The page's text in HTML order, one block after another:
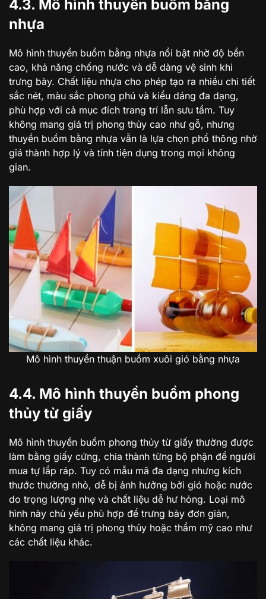
4.3. Mô hình thuyền buồm bằng
nhựa
Mô hình thuyền buồm bằng nhựa nổi bật nhờ độ bền
cao, khả năng chống nước và dễ dàng vệ sinh khi
trưng bày. Chất liệu nhựa cho phép tạo ra nhiều chi tiết
sắc nét, màu sắc phong phú và kiểu dáng đa dạng,
phù hợp với cả mục đích trang trí lẫn sưu tầm. Tuy
không mang giá trị phong thủy cao như gỗ, nhưng
thuyền buồm bằng nhựa vẫn là lựa chọn phổ thông nhờ
giá thành hợp lý và tính tiện dụng trong mọi không
gian.
Mô hình thuyền thuận buồm xuôi gió bằng nhựa
4.4. Mô hình thuyền buồm phong
thủy từ giấy
Mô hình thuyền buồm phong thủy từ giấy thường được
làm bằng giấy cứng, chia thành từng bộ phận để người
mua tự lắp ráp. Tuy có mẫu mã đa dạng nhưng kích
thước thường nhỏ, dễ bị ảnh hưởng bởi gió hoặc nước
do trọng lượng nhẹ và chất liệu dễ hư hỏng. Loại mô
hình này chủ yếu phù hợp để trưng bày đơn giản,
không mang giá trị phong thủy hoặc thẩm mỹ cao như
các chất liệu khác.